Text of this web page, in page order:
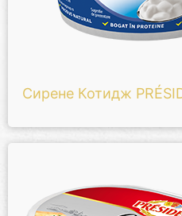
Сирене Котидж